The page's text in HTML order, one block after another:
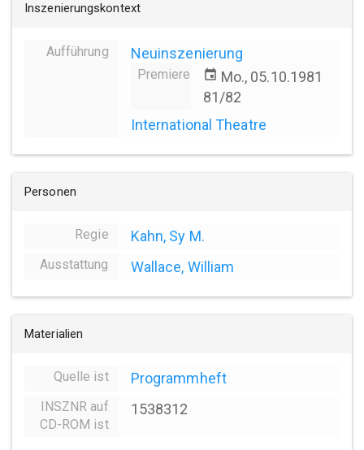
Inszenierungskontext
Aufführung Neuinszenierung
Premiere event Mo., 05.10.1981
81/82
International Theatre
Personen
Regie Kahn, Sy M.
Ausstattung Wallace, William
Materialien
Quelle ist Programmheft
INSZNR auf
CD-ROM ist
1538312